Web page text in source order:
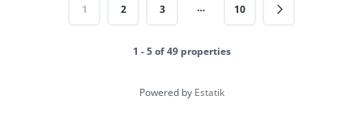
1 2 3 … 10
1 - 5 of 49 properties
Powered by Estatik